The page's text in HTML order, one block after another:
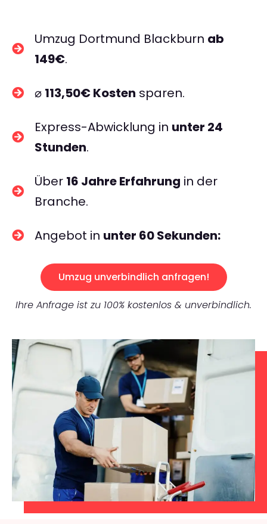
Umzug Dortmund Blackburn ab
149€.
⌀ 113,50€ Kosten sparen.
Express-Abwicklung in unter 24
Stunden.
Über 16 Jahre Erfahrung in der
Branche.
Angebot in unter 60 Sekunden:
Umzug unverbindlich anfragen!
Ihre Anfrage ist zu 100% kostenlos & unverbindlich.